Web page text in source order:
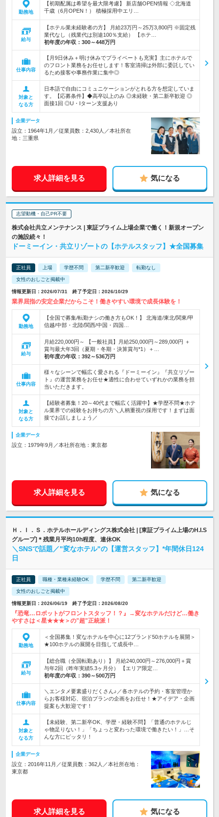
勤務地
【初期配属は希望を最大限考慮】 新店舗OPEN情報 ◇北海道
千歳（6月OPEN！） 積極採用中エリ…
給与
【ホテル業未経験者の方】 月給23万円～25万3,800円 ※固定残
業代なし（残業代は別途100％支給） 【ホテ…
初年度の年収： 300～448万円
仕事内容
【月9日休み＋明け休みでプライベートも充実】主にホテルで
のフロント業務をお任せします！客室清掃は外部に委託してい
るため接客や事務作業に集中◎
対象と
なる方
日本語で自由にコミュニケーションがとれる方を想定していま
す。【応募条件】◆高卒以上のみ ◎未経験・第二新卒歓迎 ◎
面接1回 ◎U・Iターン支援あり
企業データ
設立：1964年1月／従業員数：2,430人／本社所在
地：三重県
求人詳細を見る 気になる
志望動機・自己PR不要
株式会社共立メンテナンス | 東証プライム上場企業で働く！新規オープン
の施設続々！
ドーミーイン・共立リゾートの【ホテルスタッフ】★全国募集
正社員 上場 学歴不問 第二新卒歓迎 転勤なし
女性のおしごと掲載中
情報更新日：2026/07/31 終了予定日：2026/10/29
業界屈指の安定企業だからこそ！働きやすい環境で成長体験を！
勤務地
【全国で募集/転勤ナシの働き方もOK！】 北海道/東北/関東/甲
信越/中部・北陸/関西/中国・四国…
給与
月給220,000円～ 【一般社員】月給250,000円～289,000円 ＋
賞与最大年3回（夏期・冬期・決算賞与*1）＋…
初年度の年収： 392～536万円
仕事内容
様々なシーンで幅広く愛される『ドーミーイン』『共立リゾー
ト』の運営業務をお任せ★適性に合わせていずれかの業務を担
当いただきます。
対象と
なる方
【経験者募集！20～40代まで幅広く活躍中】★学歴不問★ホテ
ル業界での経験をお持ちの方＼人柄重視の採用です！まずは面
接でお話しましょう／
企業データ
設立：1979年9月／本社所在地：東京都
求人詳細を見る 気になる
Ｈ．Ｉ．Ｓ．ホテルホールディングス株式会社 | [東証プライム上場のH.I.S
グループ]＊残業月平均10h程度、連休OK
＼SNSで話題／"変なホテル"の【運営スタッフ】*年間休日124
日
正社員 職種・業種未経験OK 学歴不問 第二新卒歓迎
女性のおしごと掲載中
情報更新日：2026/06/19 終了予定日：2026/08/20
『恐竜…ロボットがフロントスタッフ！？』→変なホテルだけど…働き
やすさは＜星★★★＞の"超"正統派！
勤務地
＜全国募集！変なホテルを中心に12ブランド50ホテルを展開＞
★100ホテルの展開を目指して成長中…
給与
【総合職（全国転勤あり）】 月給240,000円～276,000円＋賞
与年2回（昨年実績5.3ヶ月分） 【エリア限定…
初年度の年収： 390～500万円
仕事内容
＼エンタメ要素盛りだくさん♪／各ホテルの予約・客室管理か
らお客様対応、宿泊プランの企画をお任せ！★アイデア・企画
提案も大歓迎です！
対象と
なる方
【未経験、第二新卒OK、学歴・経験不問】「普通のホテルじ
ゃ物足りない！」「ちょっと変わった環境で働きたい！」…そ
んな方にピッタリ！
企業データ
設立：2016年11月／従業員数：362人／本社所在地：
東京都
求人詳細を見る 気になる